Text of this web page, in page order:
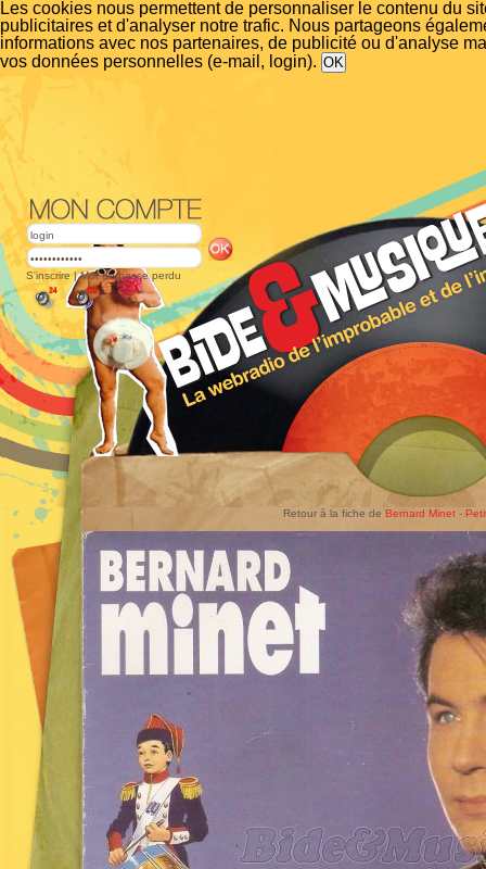
Les cookies nous permettent de personnaliser le contenu du
publicitaires et d'analyser notre trafic. Nous partageons
informations avec nos partenaires, de publicité ou d'analyse
vos données personnelles (e-mail, login).
S'inscrire |Mot de passe perdu
Retour à la fiche de Bernard Minet -